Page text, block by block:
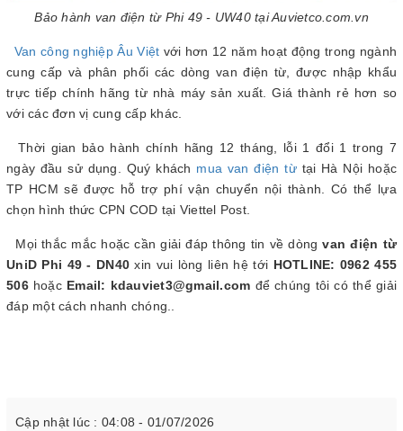
Bảo hành van điện từ Phi 49 - UW40 tại Auvietco.com.vn
Van công nghiệp Âu Việt với hơn 12 năm hoạt động trong ngành
cung cấp và phân phối các dòng van điện từ, được nhập khẩu
trực tiếp chính hãng từ nhà máy sản xuất. Giá thành rẻ hơn so
với các đơn vị cung cấp khác.
Thời gian bảo hành chính hãng 12 tháng, lỗi 1 đổi 1 trong 7
ngày đầu sử dụng. Quý khách mua van điện từtại Hà Nội hoặc
TP HCM sẽ được hỗ trợ phí vận chuyển nội thành. Có thể lựa
chọn hình thức CPN COD tại Viettel Post.
Mọi thắc mắc hoặc cần giải đáp thông tin về dòngvan điện từ
UniD Phi 49 - DN40 xin vui lòng liên hệ tới HOTLINE: 0962 455
506hoặc Email: kdauviet3@gmail.com để chúng tôi có thể giải
đáp một cách nhanh chóng..
Cập nhật lúc : 04:08 - 01/07/2026